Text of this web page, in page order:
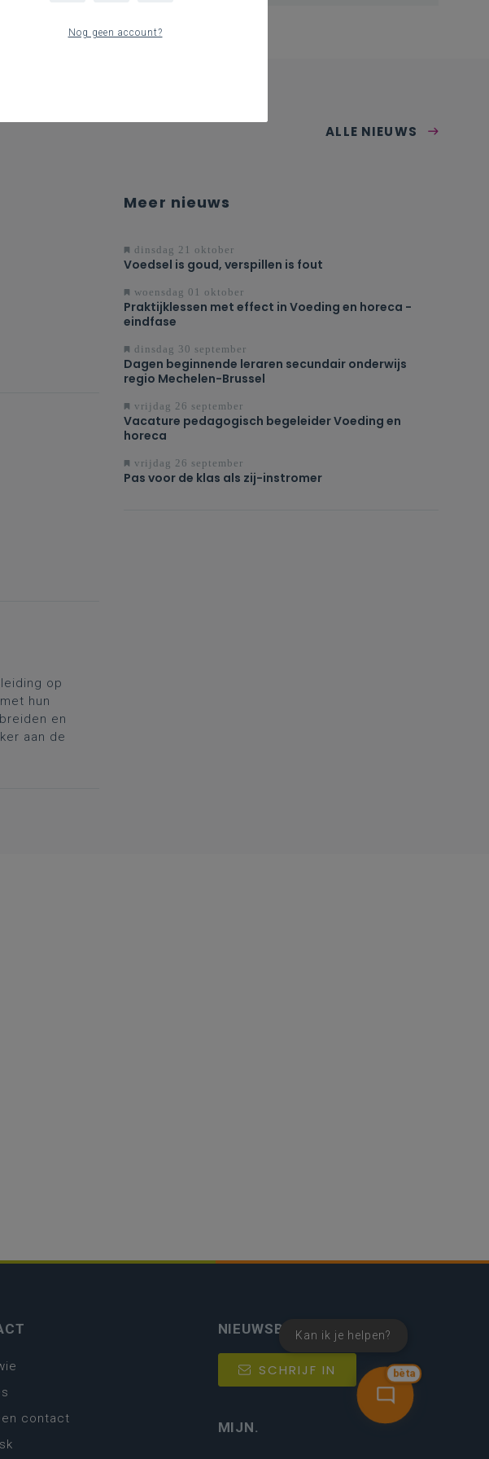
ALLE NIEUWS
op
hun
en
aan de
Meer nieuws
dinsdag 21 oktober
Voedsel is goud, verspillen is fout
woensdag 01 oktober
Praktijklessen met effect in Voeding en horeca -
eindfase
dinsdag 30 september
Dagen beginnende leraren secundair onderwijs
regio Mechelen-Brussel
vrijdag 26 september
Vacature pedagogisch begeleider Voeding en
horeca
vrijdag 26 september
Pas voor de klas als zij-instromer
bèta
Kan ik je helpen?
contact
NIEUWSBRIEF
SCHRIJF IN
MIJN.
Nog geen account?